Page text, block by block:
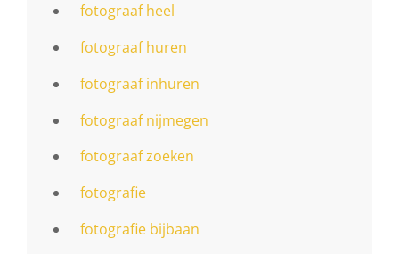
fotograaf heel
fotograaf huren
fotograaf inhuren
fotograaf nijmegen
fotograaf zoeken
fotografie
fotografie bijbaan